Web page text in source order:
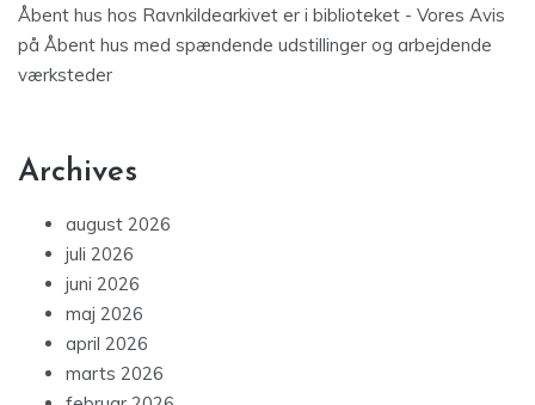
Åbent hus hos Ravnkildearkivet er i biblioteket - Vores Avis
på Åbent hus med spændende udstillinger og arbejdende
værksteder
Archives
august 2026
juli 2026
juni 2026
maj 2026
april 2026
marts 2026